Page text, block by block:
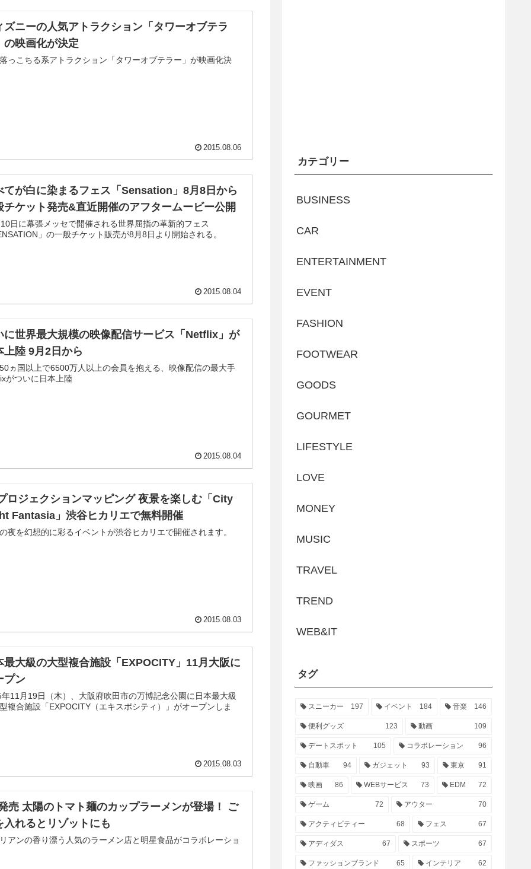
ズニーの人気アトラクション「タワーオブテラ
の映画化が決定
っこちる系アトラクション「タワーオブテラー」が映画化決
2015.08.06
てが白に染まるフェス「Sensation」8月8日から
チケット発売&直近開催のアフタームービー公開
日に幕張メッセで開催される世界屈指の革新的フェス
」の一般チケット販売が8月8日より開始される。
2015.08.04
に世界最大規模の映像配信サービス「Netflix」が
上陸 9月2日から
ヵ国以上で6500万人以上の会員を抱える、映像配信の最大手
がついに日本上陸
2015.08.04
ロジェクションマッピング 夜景を楽しむ「City
Fantasia」渋谷ヒカリエで無料開催
夜を幻想的に彩るイベントが渋谷ヒカリエで開催されます。
2015.08.03
最大級の大型複合施設「EXPOCITY」11月大阪に
プン
11月19日（木）、大阪府吹田市の万博記念公園に日本最大級
複合施設「EXPOCITY（エキスポシティ）」がオープンしま
2015.08.03
売 太陽のトマト麺のカップラーメンが登場！ ご
入れるとリゾットにも
アンの香り漂う人気のラーメン店と明星食品がコラボレーショ
カテゴリー
BUSINESS
CAR
ENTERTAINMENT
EVENT
FASHION
FOOTWEAR
GOODS
GOURMET
LIFESTYLE
LOVE
MONEY
MUSIC
TRAVEL
TREND
WEB&IT
タグ
スニーカー 197 イベント 184 音楽 146
便利グッズ 123 動画 109
デートスポット 105 コラボレーション 96
自動車 94 ガジェット 93 東京 91
映画 86 WEBサービス 73 EDM 72
ゲーム 72 アウター 70
アクティビティー 68 フェス 67
アディダス 67 スポーツ 67
ファッションブランド 65 インテリア 62